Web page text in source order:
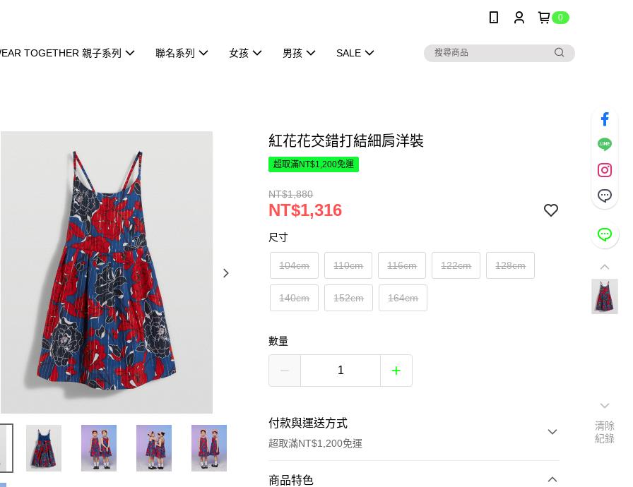
0
TOGETHER 親子系列 聯名系列 女孩 男孩 SALE
紅花花交錯打結細肩洋裝
超取滿NT$1,200免運
NT$1,880
NT$1,316
尺寸
104cm 110cm 116cm 122cm 128cm
140cm 152cm 164cm
數量
付款與運送方式
超取滿NT$1,200免運
付款方式
商品特色
清除
紀錄